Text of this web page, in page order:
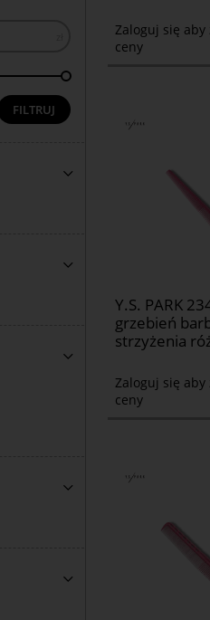
FILTRUJ
Zaloguj się aby
ceny
Y.S. PARK
grzebień
strzyżenia
Zaloguj się aby
ceny